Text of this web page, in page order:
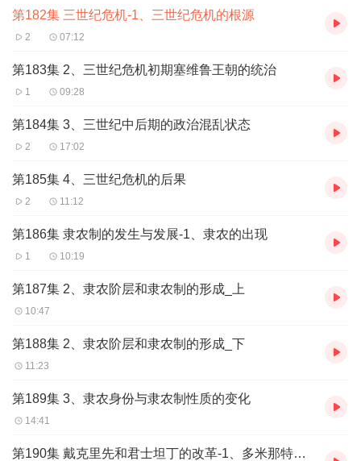
第182集 三世纪危机-1、三世纪危机的根源
2 07:12
第183集 2、三世纪危机初期塞维鲁王朝的统治
1 09:28
第184集 3、三世纪中后期的政治混乱状态
2 17:02
第185集 4、三世纪危机的后果
2 11:12
第186集 隶农制的发生与发展-1、隶农的出现
1 10:19
第187集 2、隶农阶层和隶农制的形成_上
10:47
第188集 2、隶农阶层和隶农制的形成_下
11:23
第189集 3、隶农身份与隶农制性质的变化
14:41
第190集 戴克里先和君士坦丁的改革-1、多米那特制的建立